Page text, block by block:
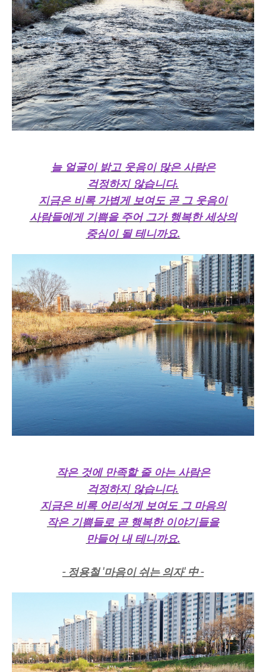
늘 얼굴이 밝고 웃음이 많은 사람은
걱정하지 않습니다.
지금은 비록 가볍게 보여도 곧 그 웃음이
사람들에게 기쁨을 주어 그가 행복한 세상의
중심이 될 테니까요.
작은 것에 만족할 줄 아는 사람은
걱정하지 않습니다.
지금은 비록 어리석게 보여도 그 마음의
작은 기쁨들로 곧 행복한 이야기들을
만들어 내 테니까요.
- 정용철 '마음이 쉬는 의자' 中 -